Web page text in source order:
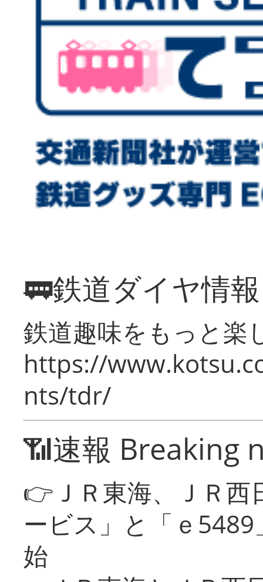
🚃鉄道ダイヤ情
鉄道趣味をもっと楽
https://
nts/tdr/
📶速報 Breaking
👉ＪＲ東海、ＪＲ
ービス」と「ｅ
始